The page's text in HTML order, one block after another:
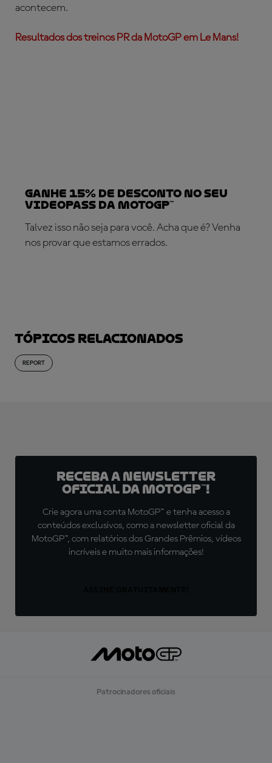
acontecem.
Resultados dos treinos PR da MotoGP em Le Mans!
Ganhe 15% de desconto no seu
VideoPass da MotoGP™
Talvez isso não seja para você. Acha que é? Venha
nos provar que estamos errados.
Tópicos relacionados
REPORT
Receba a newsletter
oficial da MotoGP™!
Crie agora uma conta MotoGP™ e tenha acesso a
conteúdos exclusivos, como a newsletter oficial da
MotoGP™, com relatórios dos Grandes Prêmios, vídeos
incríveis e muito mais informações!
Patrocinadores oficiais